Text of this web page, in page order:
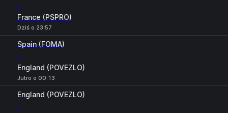
-
France (PSPRO)
Dziś o 23:57
Spain (FOMA)
-
England (POVEZLO)
Jutro o 00:13
England (POVEZLO)
-